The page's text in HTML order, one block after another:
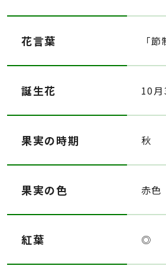
花言葉 「
誕生花 10
果実の時期 秋
果実の色 赤色
紅葉 ◎